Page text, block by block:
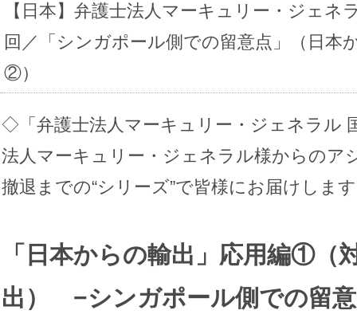
【日本】弁護士法人マーキュリー・ジェ
回／「シンガポール側での留意点」（日本
②）
◇「弁護士法人マーキュリー・ジェネラル
法人マーキュリー・ジェネラル様からのア
撤退までの“シリーズ”で皆様にお届けしま
「日本からの輸出」応用編①（
出） −シンガポール側での留